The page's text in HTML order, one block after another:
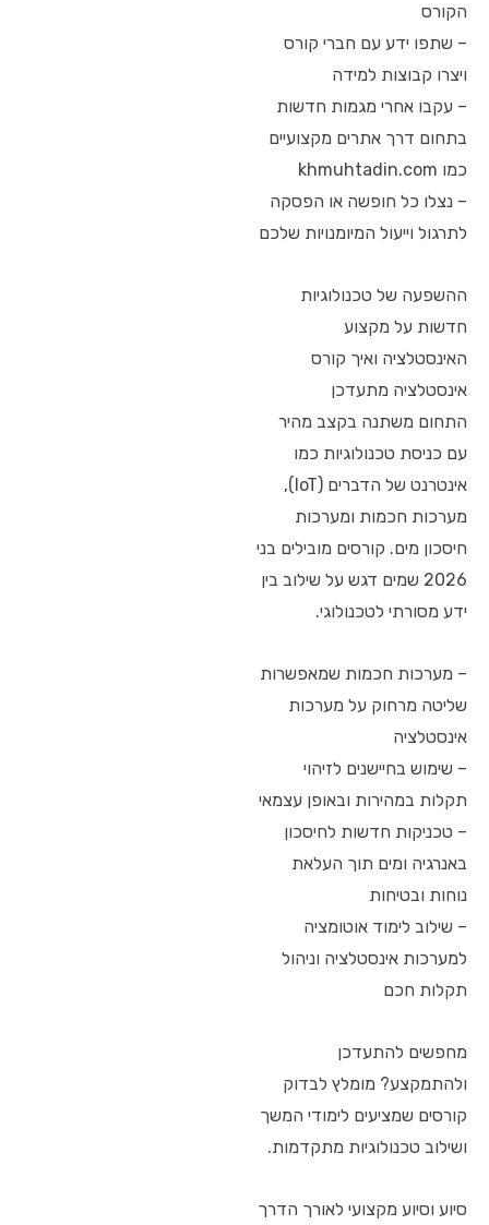
הקורס
– שתפו ידע עם חברי קורס
ויצרו קבוצות למידה
– עקבו אחרי מגמות חדשות
בתחום דרך אתרים מקצועיים
כמו khmuhtadin.com
– נצלו כל חופשה או הפסקה
לתרגול וייעול המיומנויות שלכם
ההשפעה של טכנולוגיות
חדשות על מקצוע
האינסטלציה ואיך קורס
אינסטלציה מתעדכן
התחום משתנה בקצב מהיר
עם כניסת טכנולוגיות כמו
אינטרנט של הדברים (IoT),
מערכות חכמות ומערכות
חיסכון מים. קורסים מובילים בני
2026 שמים דגש על שילוב בין
ידע מסורתי לטכנולוגי.
– מערכות חכמות שמאפשרות
שליטה מרחוק על מערכות
אינסטלציה
– שימוש בחיישנים לזיהוי
תקלות במהירות ובאופן עצמאי
– טכניקות חדשות לחיסכון
באנרגיה ומים תוך העלאת
נוחות ובטיחות
– שילוב לימוד אוטומציה
למערכות אינסטלציה וניהול
תקלות חכם
מחפשים להתעדכן
ולהתמקצע? מומלץ לבדוק
קורסים שמציעים לימודי המשך
ושילוב טכנולוגיות מתקדמות.
סיוע וסיוע מקצועי לאורך הדרך